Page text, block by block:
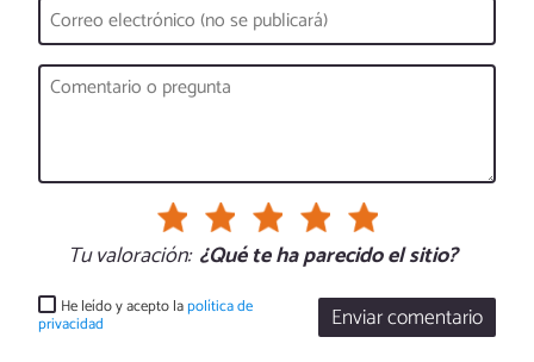
Tu valoración: ¿Qué te ha parecido el sitio?
Enviar comentario
He leído y acepto lapolítica de
privacidad